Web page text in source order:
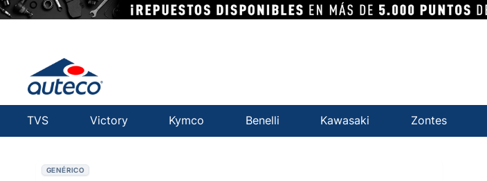
TVS Victory Kymco Benelli Kawasaki Zontes
GENÉRICO